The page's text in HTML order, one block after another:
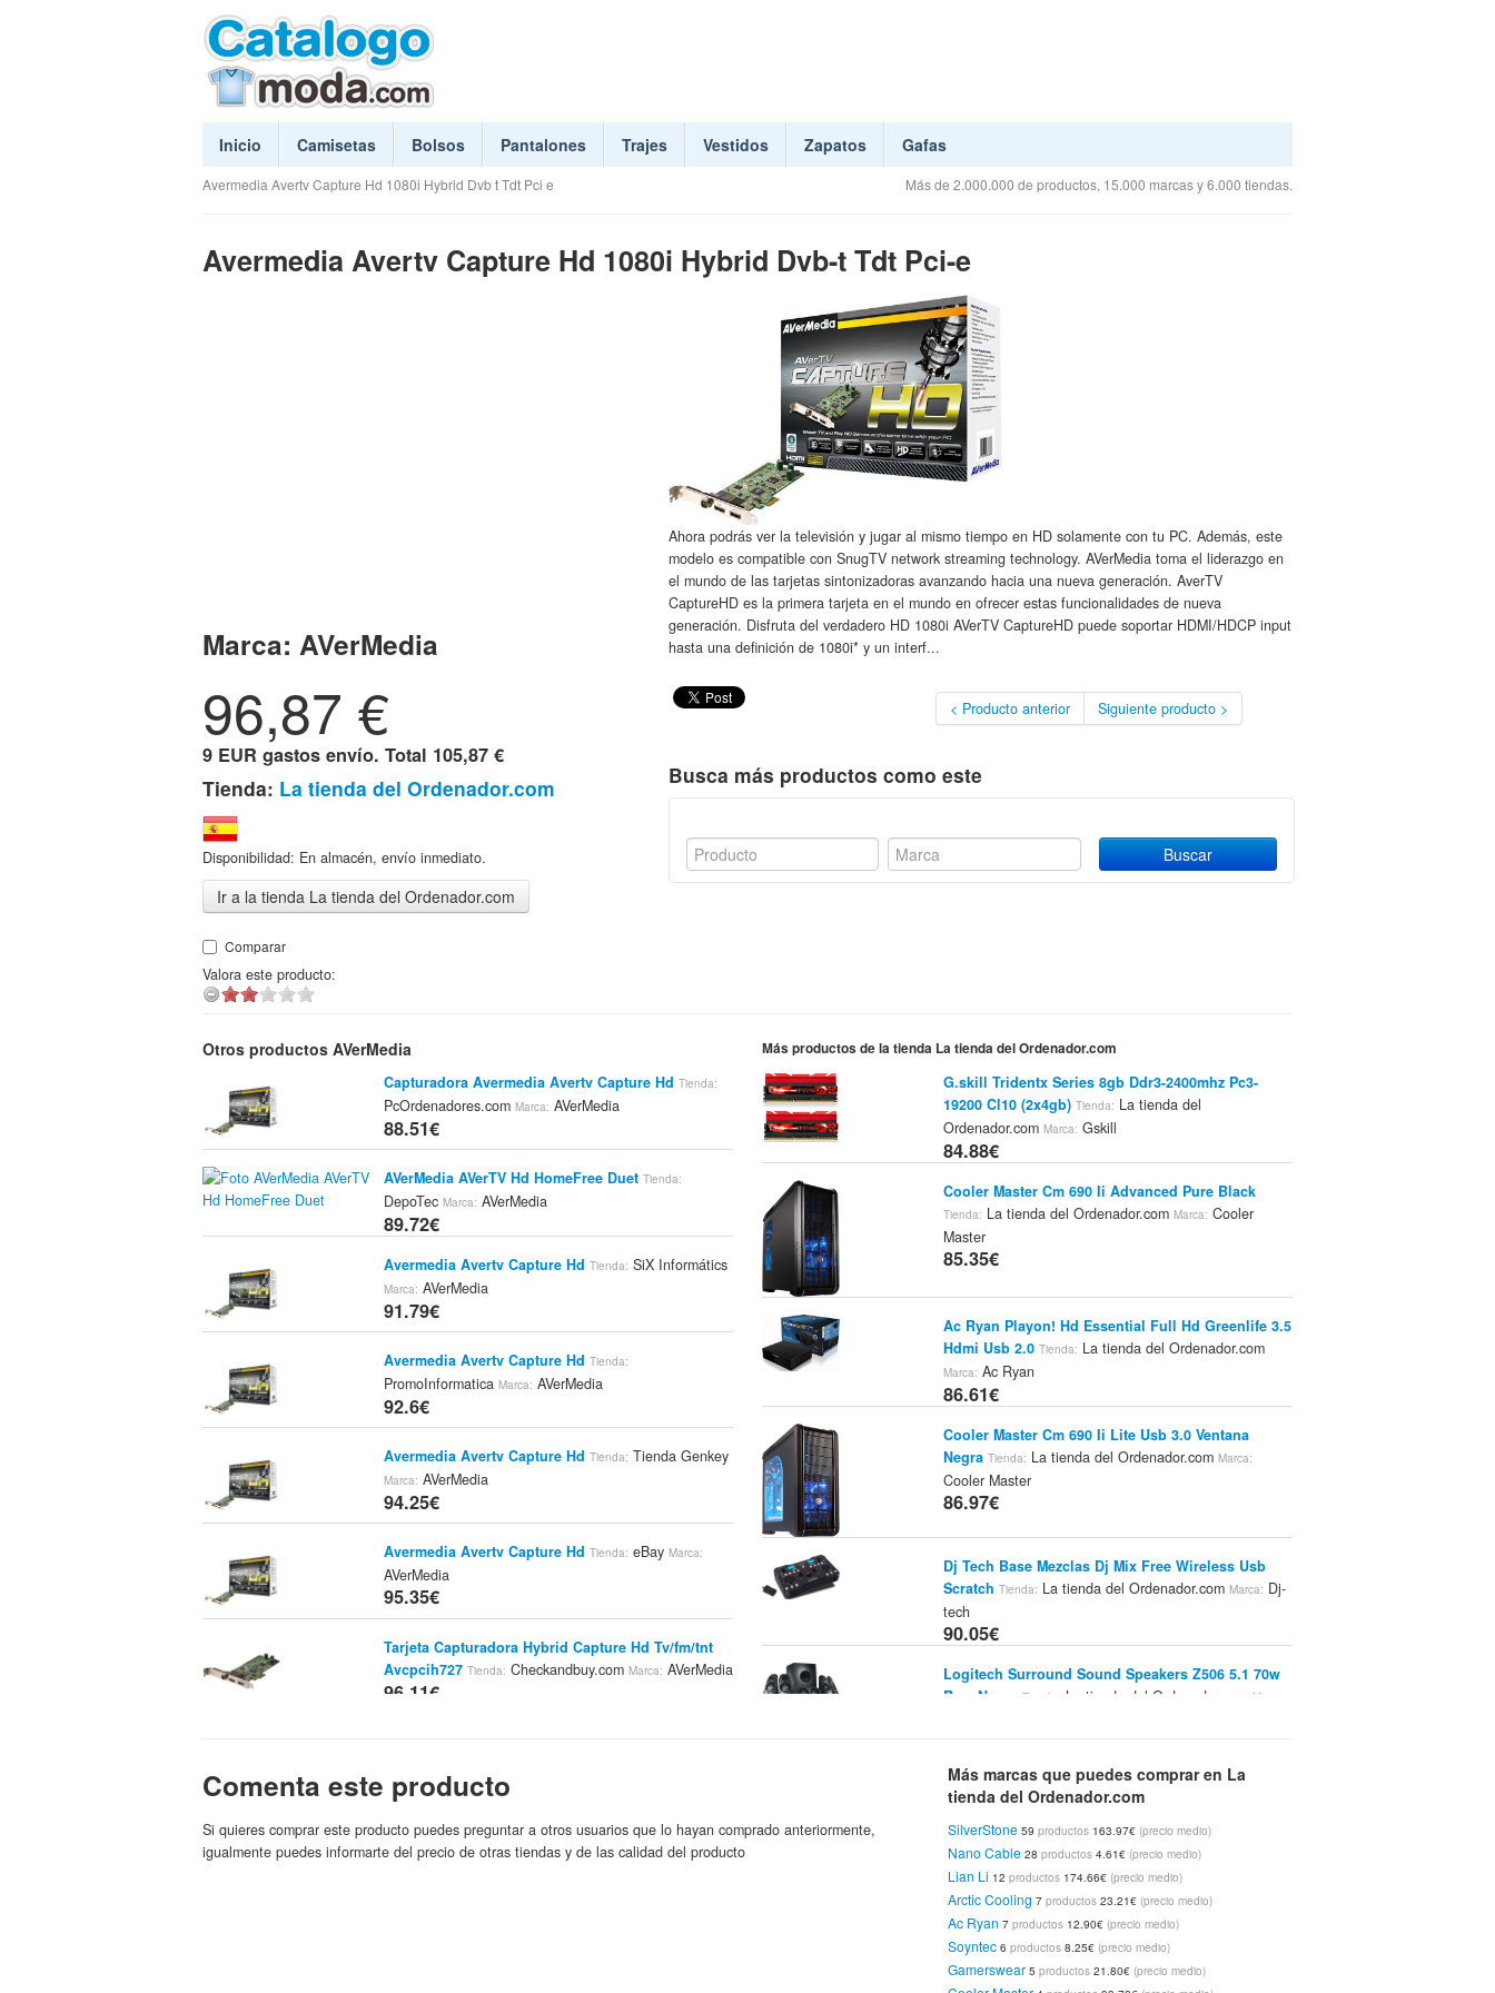
Inicio Camisetas Bolsos Pantalones Trajes Vestidos Zapatos Gafas
Avermedia Avertv Capture Hd 1080i Hybrid Dvb t Tdt Pci e Más de 2.000.000 de productos, 15.000 marcas y 6.000 tiendas.
Avermedia Avertv Capture Hd 1080i Hybrid Dvb-t Tdt Pci-e
Marca: AVerMedia
96,87 €
9 EUR gastos envío. Total 105,87 €
Tienda: La tienda del Ordenador.com
Disponibilidad: En almacén, envío inmediato.
Ir a la tienda La tienda del Ordenador.com
Comparar
Valora este producto:
Ahora podrás ver la televisión y jugar al mismo tiempo en HD solamente con tu PC. Además, este
modelo es compatible con SnugTV network streaming technology. AVerMedia toma el liderazgo en
el mundo de las tarjetas sintonizadoras avanzando hacia una nueva generación. AverTV
CaptureHD es la primera tarjeta en el mundo en ofrecer estas funcionalidades de nueva
generación. Disfruta del verdadero HD 1080i AVerTV CaptureHD puede soportar HDMI/HDCP input
hasta una definición de 1080i* y un interf...
< Producto anterior Siguiente producto >
Busca más productos como este
Otros productos AVerMedia
Capturadora Avermedia Avertv Capture Hd Tienda:
PcOrdenadores.comMarca: AVerMedia
88.51€
AVerMedia AVerTV Hd HomeFree Duet Tienda:
DepoTecMarca: AVerMedia
89.72€
Avermedia Avertv Capture Hd Tienda: SiX Informátics
Marca: AVerMedia
91.79€
Avermedia Avertv Capture Hd Tienda:
PromoInformaticaMarca: AVerMedia
92.6€
Avermedia Avertv Capture Hd Tienda: Tienda Genkey
Marca: AVerMedia
94.25€
Avermedia Avertv Capture Hd Tienda: eBayMarca:
AVerMedia
95.35€
Tarjeta Capturadora Hybrid Capture Hd Tv/fm/tnt
Avcpcih727 Tienda: Checkandbuy.comMarca: AVerMedia
96.11€
Informatica Marca:AVerMedia
96.42€
Tarjeta Video Sintonizadora Avermedia Cardbus
Hybrid Tdt+analag
SiteCero.compras online
Más productos de la tienda La tienda del Ordenador.com
G.skill Tridentx Series 8gb Ddr3-2400mhz Pc3-
19200 Cl10 (2x4gb) Tienda: La tienda del
Ordenador.com Marca: Gskill
84.88€
Cooler Master Cm 690 Ii Advanced Pure Black
Tienda: La tienda del Ordenador.com Marca: Cooler
Master
85.35€
Ac Ryan Playon! Hd Essential Full Hd Greenlife 3.5
Hdmi Usb 2.0 Tienda: La tienda del Ordenador.com
Marca: Ac Ryan
86.61€
Cooler Master Cm 690 Ii Lite Usb 3.0 Ventana
Negra Tienda: La tienda del Ordenador.com Marca:
Cooler Master
86.97€
Dj Tech Base Mezclas Dj Mix Free Wireless Usb
Scratch Tienda: La tienda del Ordenador.com Marca: Dj-
tech
90.05€
Logitech Surround Sound Speakers Z506 5.1 70w
Rms Negra
Tienda: La tienda del Ordenador.com Marca:
Corsair Vengeance Blue Edition 16gb Ddr3-
1600mhz Pc3-12800 Cl9 (4x4gb)
Ordenador.comMarca:Corsair
96.71€
Silverstone Klubai Kl04b Usb 3.0 Negra
tienda del Ordenador.com
SilverStone
101.58€
Comenta este producto
Si quieres comprar este producto puedes preguntar a otros usuarios que lo hayan comprado anteriormente,
igualmente puedes informarte del precio de otras tiendas y de las calidad del producto
Más marcas que puedes comprar en La
tienda del Ordenador.com
SilverStone 59productos 163.97€ (precio medio)
Nano Cable 28productos 4.61€ (precio medio)
Lian Li 12productos 174.66€ (precio medio)
Arctic Cooling 7productos 23.21€ (precio medio)
Ac Ryan 7productos 12.90€ (precio medio)
Soyntec 6productos 8.25€ (precio medio)
Gamerswear 5productos 21.80€ (precio medio)